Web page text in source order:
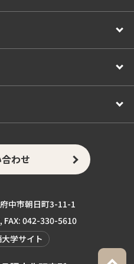
わせ
中市朝日町3-11-1
FAX: 042-330-5610
学サイト